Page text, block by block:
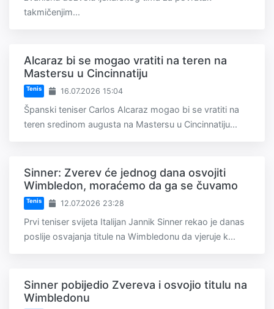
takmičenjim...
Alcaraz bi se mogao vratiti na teren na
Mastersu u Cincinnatiju
Tenis 16.07.2026 15:04
Španski teniser Carlos Alcaraz mogao bi se vratiti na
teren sredinom augusta na Mastersu u Cincinnatiju...
Sinner: Zverev će jednog dana osvojiti
Wimbledon, moraćemo da ga se čuvamo
Tenis 12.07.2026 23:28
Prvi teniser svijeta Italijan Jannik Sinner rekao je danas
poslije osvajanja titule na Wimbledonu da vjeruje k...
Sinner pobijedio Zvereva i osvojio titulu na
Wimbledonu